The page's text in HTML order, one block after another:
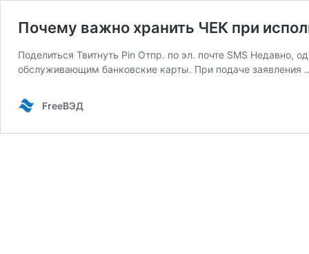
Почему важно хранить ЧЕК при
Поделиться Твитнуть Pin Отпр. по эл. почте SMS Недавно,
обслуживающим банковские карты. При подаче заявления
FreeВЭД